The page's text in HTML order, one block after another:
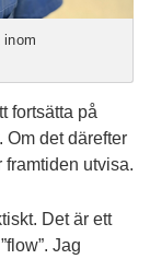
fortsätta på
Om det därefter
framtiden utvisa.
Det är ett
Jag